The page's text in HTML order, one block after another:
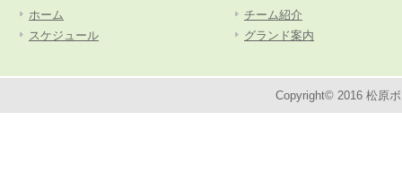
ホーム
スケジュール
チーム紹介
グランド案内
Copyright© 2016 松原